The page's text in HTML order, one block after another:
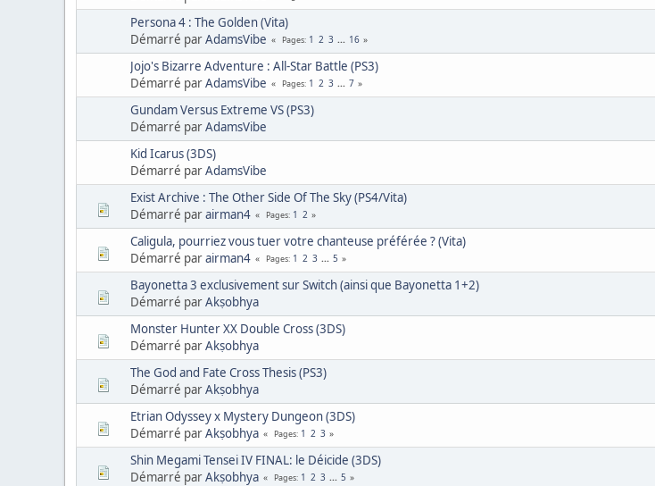
Persona 4 : The Golden (Vita)
Démarré parAdamsVibe Pages 1 2 3 ... 16
Jojo's Bizarre Adventure : All-Star Battle (PS3)
Démarré parAdamsVibe Pages 1 2 3 ... 7
Gundam Versus Extreme VS (PS3)
Démarré parAdamsVibe
Kid Icarus (3DS)
Démarré parAdamsVibe
Exist Archive : The Other Side Of The Sky (PS4/Vita)
Démarré parairman4 Pages 1 2
Caligula, pourriez vous tuer votre chanteuse préférée ? (Vita)
Démarré parairman4 Pages 1 2 3 ... 5
Bayonetta 3 exclusivement sur Switch (ainsi que Bayonetta 1+2)
Démarré parAkṣobhya
Monster Hunter XX Double Cross (3DS)
Démarré parAkṣobhya
The God and Fate Cross Thesis (PS3)
Démarré parAkṣobhya
Etrian Odyssey x Mystery Dungeon (3DS)
Démarré parAkṣobhya Pages 1 2 3
Shin Megami Tensei IV FINAL: le Déicide (3DS)
Démarré parAkṣobhya Pages 1 2 3 ... 5